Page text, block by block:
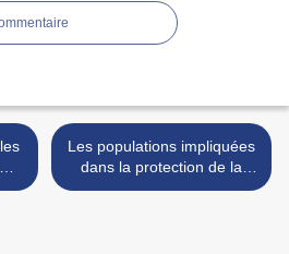
Les populations impliquées
dans la protection de la
fortune publique >